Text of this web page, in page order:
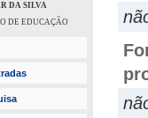
DA SILVA
DE EDUCAÇÃO